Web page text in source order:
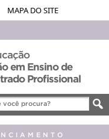
MAPA DO SITE
em Ensino de
Profissional